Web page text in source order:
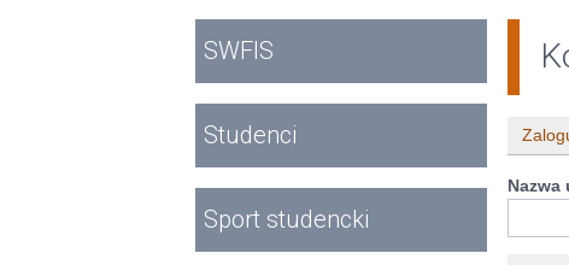
Jesteś tutaj
Menu główne
SWFIS
Studenci
Sport studencki
Karty